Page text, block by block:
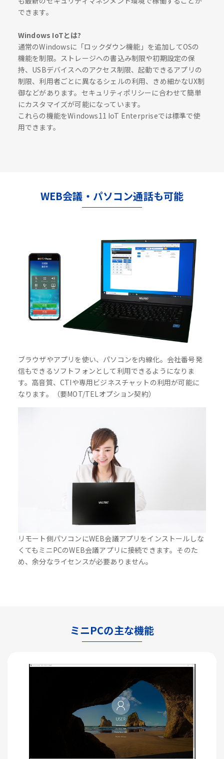
できます。
Windows IoTとは?
通常のWindowsに「ロックダウン機能」を追加してOSの
機能を制限。ストレージへの書込み制限や初期設定の保
持、USBデバイスへのアクセス制限、起動できるアプリの
制限、利用者ごとに異なるシェルの利用、きめ細かなUX制
御などがあります。セキュリティポリシーに合わせて簡単
にカスタマイズが可能になっています。
これらの機能をWindows11 IoT Enterpriseでは標準で使
用できます。
WEB会議・パソコン通話も可能
ブラウザやアプリを使い、パソコンを内線化。会社番号発
信もできるソフトフォンとして利用できるようになりま
す。高音質、CTIや専用ビジネスチャットの利用が可能に
なります。（要MOT/TELオプション契約）
リモート側パソコンにWEB会議アプリをインストールしな
くてもミニPCのWEB会議アプリに接続できます。そのた
め、余分なライセンスが必要ありません。
ミニPCの主な機能